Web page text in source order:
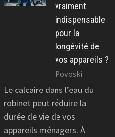
vraiment
indispensable
pour la
longévité de
vos appareils ?
Povoski
Le calcaire dans l’eau du
robinet peut réduire la
durée de vie de vos
appareils ménagers. À